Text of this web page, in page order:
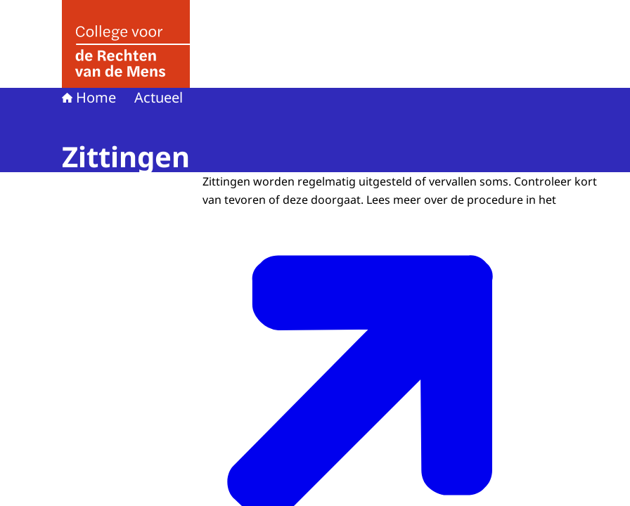
Home Actueel
Zittingen
Zittingen worden regelmatig uitgesteld of vervallen soms. Controleer kort
van tevoren of deze doorgaat. Lees meer over de procedure in het